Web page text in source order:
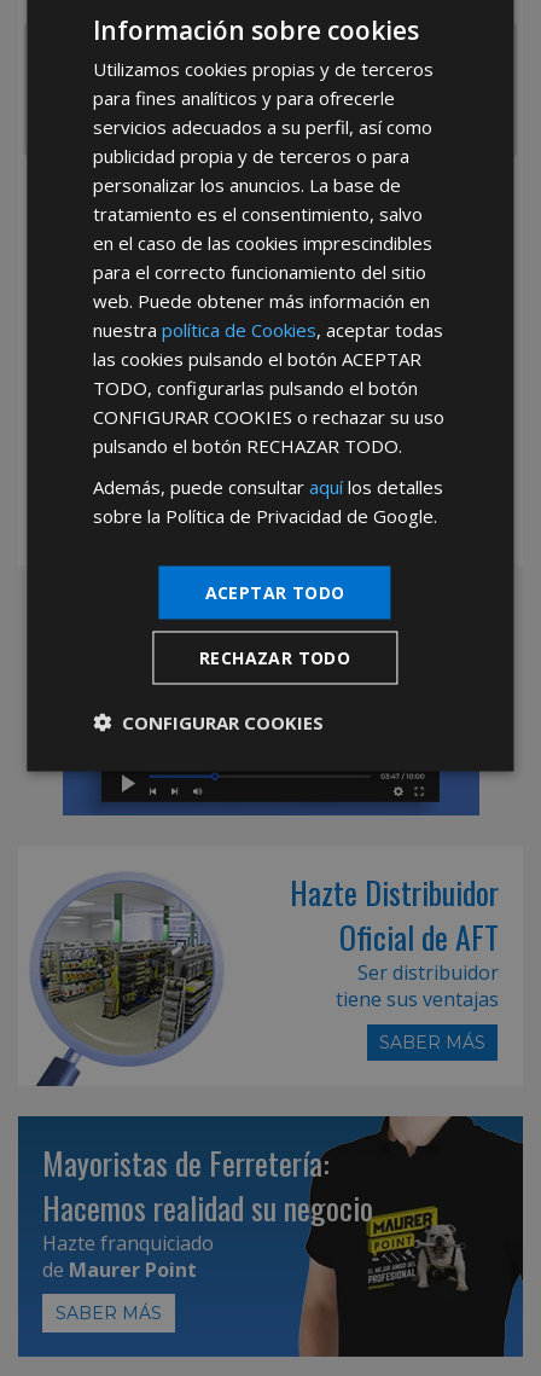
He leído y acepto laPolítica de Privacidad
*Abstenerse particulares, sólo venta a tiendas y empresas minoristas y
mayoristas.
Hazte Distribuidor
Oficial de AFT
Ser distribuidor
tiene sus ventajas
SABER MÁS
Mayoristas de Ferretería:
Hacemos realidad su negocio
Hazte franquiciado
de Maurer Point
SABER MÁS
Información sobre cookies
Utilizamos cookies propias y de terceros
para fines analíticos y para ofrecerle
servicios adecuados a su perfil, así como
publicidad propia y de terceros o para
personalizar los anuncios. La base de
tratamiento es el consentimiento, salvo
en el caso de las cookies imprescindibles
para el correcto funcionamiento del sitio
web. Puede obtener más información en
nuestrapolítica de Cookies, aceptar todas
las cookies pulsando el botónACEPTAR
TODO, configurarlas pulsando el botón
CONFIGURAR COOKIES o rechazar su uso
pulsando el botón RECHAZAR TODO.
Además, puede consultaraquílos detalles
sobre la Política de Privacidad de Google.
ACEPTAR TODO
RECHAZAR TODO
CONFIGURAR COOKIES